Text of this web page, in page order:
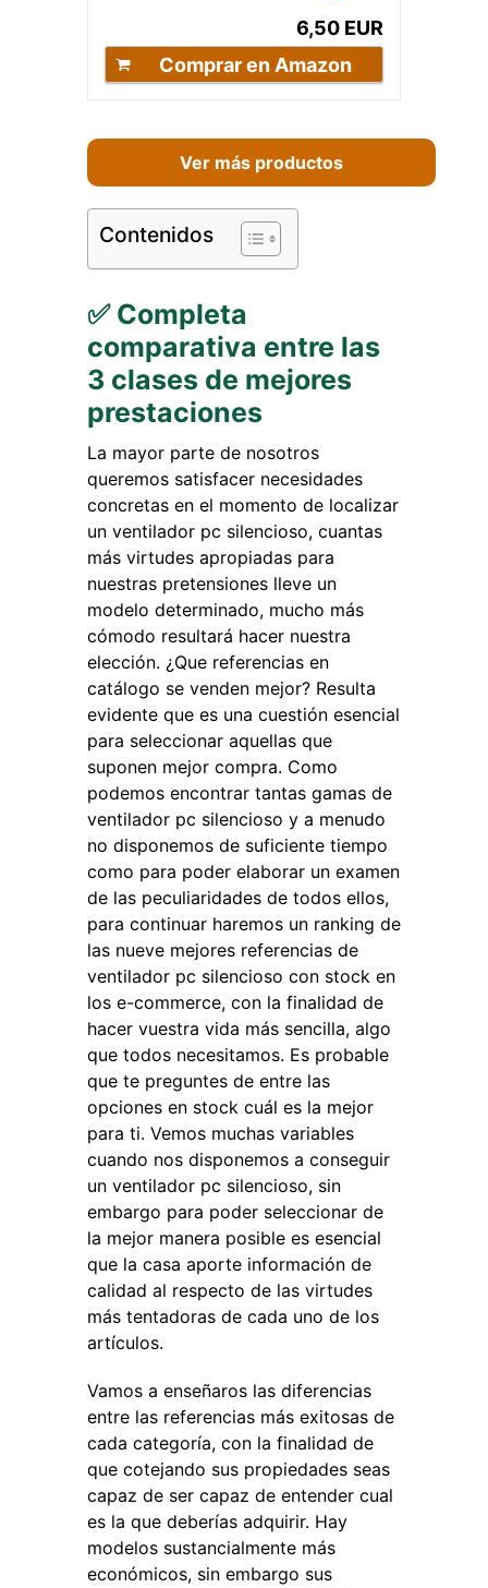
6,50 EUR
Comprar en Amazon
Ver más productos
Contenidos
✅ Completa
comparativa entre las
3 clases de mejores
prestaciones
La mayor parte de nosotros
queremos satisfacer necesidades
concretas en el momento de localizar
un ventilador pc silencioso, cuantas
más virtudes apropiadas para
nuestras pretensiones lleve un
modelo determinado, mucho más
cómodo resultará hacer nuestra
elección. ¿Que referencias en
catálogo se venden mejor? Resulta
evidente que es una cuestión esencial
para seleccionar aquellas que
suponen mejor compra. Como
podemos encontrar tantas gamas de
ventilador pc silencioso y a menudo
no disponemos de suficiente tiempo
como para poder elaborar un examen
de las peculiaridades de todos ellos,
para continuar haremos un ranking de
las nueve mejores referencias de
ventilador pc silencioso con stock en
los e-commerce, con la finalidad de
hacer vuestra vida más sencilla, algo
que todos necesitamos. Es probable
que te preguntes de entre las
opciones en stock cuál es la mejor
para ti. Vemos muchas variables
cuando nos disponemos a conseguir
un ventilador pc silencioso, sin
embargo para poder seleccionar de
la mejor manera posible es esencial
que la casa aporte información de
calidad al respecto de las virtudes
más tentadoras de cada uno de los
artículos.
Vamos a enseñaros las diferencias
entre las referencias más exitosas de
cada categoría, con la finalidad de
que cotejando sus propiedades seas
capaz de ser capaz de entender cual
es la que deberías adquirir. Hay
modelos sustancialmente más
económicos, sin embargo sus